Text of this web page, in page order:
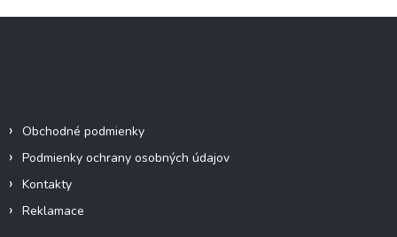
Obchodné podmienky
Podmienky ochrany osobných údajov
Kontakty
Reklamace